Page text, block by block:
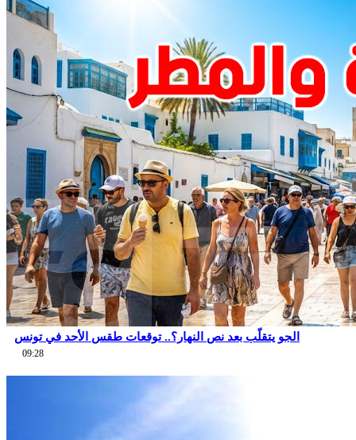
الجو يتقلّب بعد نص النهار؟.. توقعات طقس الأحد في تونس
09:28